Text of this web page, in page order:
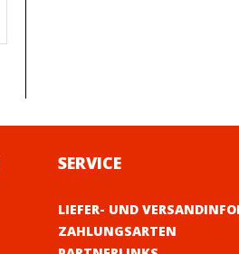
SERVICE
LIEFER- UND
ZAHLUNGSARTEN